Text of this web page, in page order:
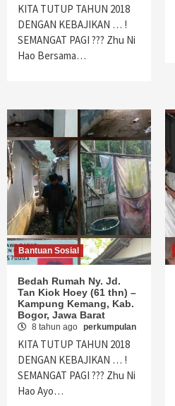
KITA TUTUP TAHUN 2018
DENGAN KEBAJIKAN … !
SEMANGAT PAGI ??? Zhu Ni
Hao Bersama…
Bantuan Sosial
Bedah Rumah Ny. Jd.
Tan Kiok Hoey (61 thn) –
Kampung Kemang, Kab.
Bogor, Jawa Barat
8 tahun ago perkumpulan
KITA TUTUP TAHUN 2018
DENGAN KEBAJIKAN … !
SEMANGAT PAGI ??? Zhu Ni
Hao Ayo…